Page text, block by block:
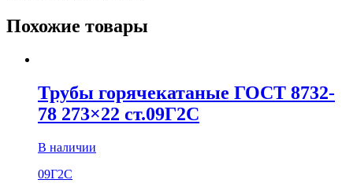
Похожие товары
Трубы горячекатаные ГОСТ 8732-
78 273×22 ст.09Г2С
В наличии
09Г2С